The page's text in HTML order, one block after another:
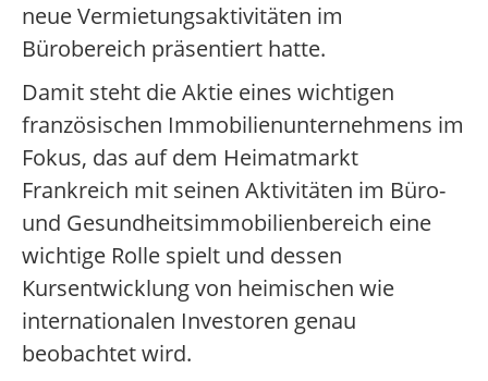
neue Vermietungsaktivitäten im
Bürobereich präsentiert hatte.
Damit steht die Aktie eines wichtigen
französischen Immobilienunternehmens im
Fokus, das auf dem Heimatmarkt
Frankreich mit seinen Aktivitäten im Büro-
und Gesundheitsimmobilienbereich eine
wichtige Rolle spielt und dessen
Kursentwicklung von heimischen wie
internationalen Investoren genau
beobachtet wird.